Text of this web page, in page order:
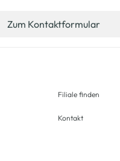
Zum Kontaktformular
Filiale finden
Kontakt